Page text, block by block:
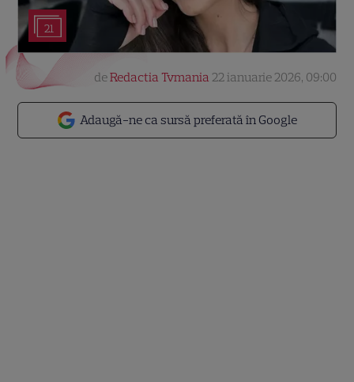
21
Adaugă-ne ca sursă preferată în Google
deRedactia Tvmania 22 ianuarie 2026, 09:00